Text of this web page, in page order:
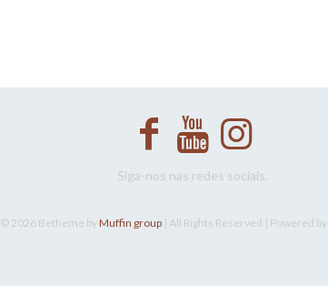
Siga-nos nas redes sociais.
© 2026 Betheme byMuffin group | All Rights Reserved | Powered by